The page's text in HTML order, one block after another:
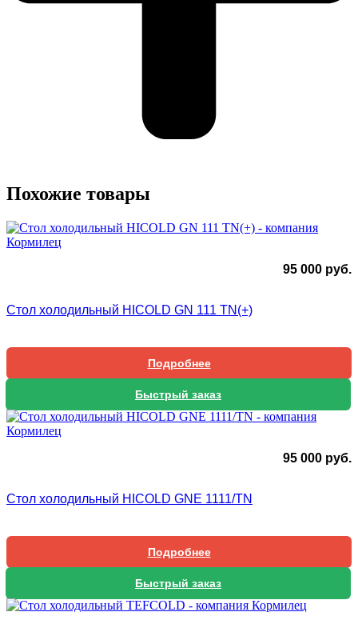
Похожие товары
95 000 руб.
Стол холодильный HICOLD GN 111 TN(+)
Подробнее
Быстрый заказ
95 000 руб.
Стол холодильный HICOLD GNE 1111/TN
Подробнее
Быстрый заказ